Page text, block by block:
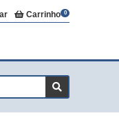
Carrinho 0